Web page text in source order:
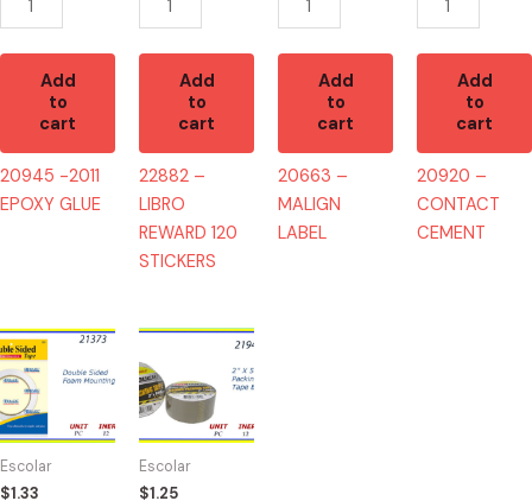
Add
to
cart
20945 -2011
EPOXY GLUE
Add
to
cart
22882 –
LIBRO
REWARD 120
STICKERS
Add
to
cart
20663 –
MALIGN
LABEL
Add
to
cart
20920 –
CONTACT
CEMENT
Escolar
$1.33
21373
-
TAPE
FOAM
DOBLE
LADO
Escolar
$1.25
21943
-
TAPE
BROWN
(1)
quantity